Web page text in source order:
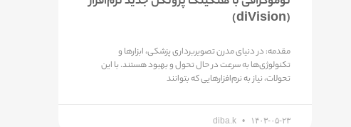
(diVision)
مقدمه: در دنیای مدرن تصویربرداری پزشکی، ابزارها و
تکنولوژی‌ها به سرعت در حال تحول و بهبود هستند. با این
تحولات، نیاز به نرم‌افزارهایی که بتوانند
diba.k ۱۴۰۳-۰۵-۲۳